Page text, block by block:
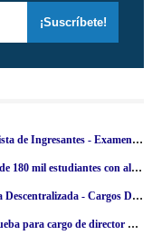
Resultados UNFV 2024 (Domingo 28 Abril) Lista de Ingresantes - Examen Admisión Ordinario y Extraordinario - Universidad Nacional Federico Villarreal - www·unfv·edu·pe
Qali Warma: Programa social beneficia a más de 180 mil estudiantes con alimentos nutritivos en San Martín
MINEDU Relación de Clasificados para Etapa Descentralizada - Cargos Directivos DRE y UGEL 2022-2023 (9 Agosto 2023)
MINEDU: Más de 7 mil docentes rendirán prueba para cargo de director de UGEL este domingo 14 de noviembre